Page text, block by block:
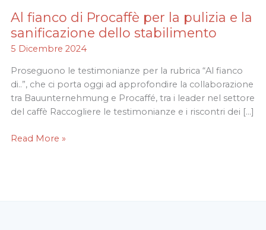
Al fianco di Procaffè per la pulizia e la
sanificazione dello stabilimento
5 Dicembre 2024
Proseguono le testimonianze per la rubrica “Al fianco
di..”, che ci porta oggi ad approfondire la collaborazione
tra Bauunternehmung e Procaffé, tra i leader nel settore
del caffè Raccogliere le testimonianze e i riscontri dei […]
Al
fianco
di
per
la
pulizia
e
sanificazione
Read More »